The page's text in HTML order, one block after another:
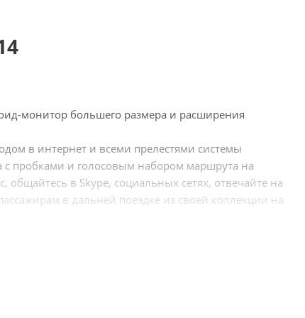
монитор большего размера и расширения
в интернет и всеми прелестями системы
с пробками и голосовым набором маршрута на
в Skype, социальных сетях, отвечайте на
в дальней поездке из своей коллекции на
происходит при помощи штатных кнопок